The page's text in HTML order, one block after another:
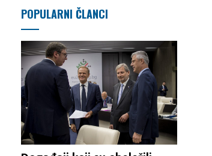
POPULARNI ČLANCI